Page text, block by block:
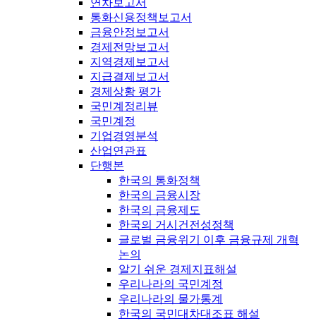
연차보고서
통화신용정책보고서
금융안정보고서
경제전망보고서
지역경제보고서
지급결제보고서
경제상황 평가
국민계정리뷰
국민계정
기업경영분석
산업연관표
단행본
한국의 통화정책
한국의 금융시장
한국의 금융제도
한국의 거시건전성정책
글로벌 금융위기 이후 금융규제 개혁
논의
알기 쉬운 경제지표해설
우리나라의 국민계정
우리나라의 물가통계
한국의 국민대차대조표 해설